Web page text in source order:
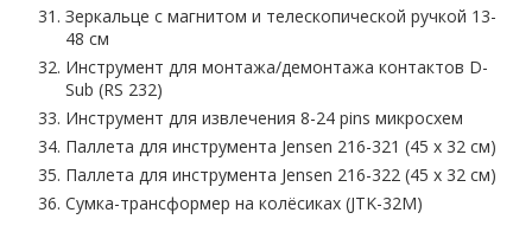
Зеркальце с магнитом и телескопической ручкой 13-
48 см
Инструмент для монтажа/демонтажа контактов D-
Sub (RS 232)
Инструмент для извлечения 8-24 pins микросхем
Паллета для инструмента Jensen 216-321 (45 х 32 см)
Паллета для инструмента Jensen 216-322 (45 х 32 см)
Сумка-трансформер на колёсиках (JTK-32M)